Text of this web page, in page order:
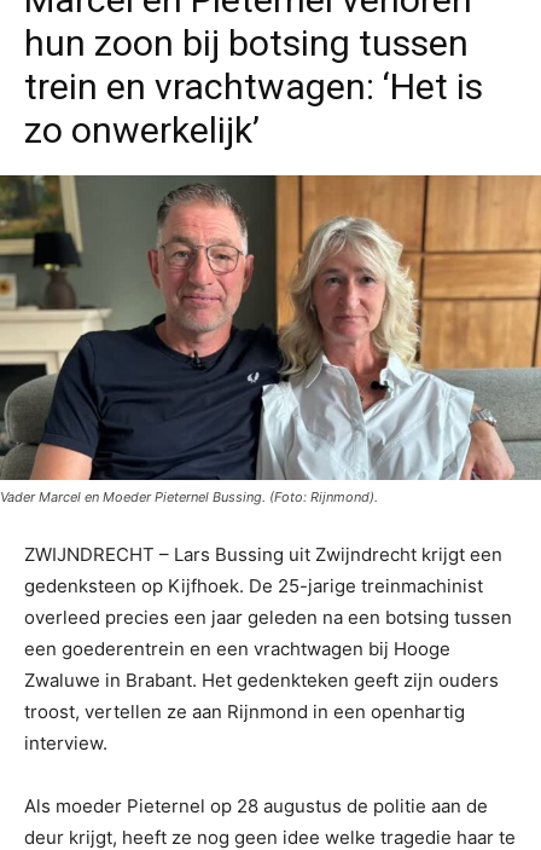
hun zoon bij botsing tussen
trein en vrachtwagen: ‘Het is
zo onwerkelijk’
Vader Marcel en Moeder Pieternel Bussing. (Foto: Rijnmond).
ZWIJNDRECHT – Lars Bussing uit Zwijndrecht krijgt een
gedenksteen op Kijfhoek. De 25-jarige treinmachinist
overleed precies een jaar geleden na een botsing tussen
een goederentrein en een vrachtwagen bij Hooge
Zwaluwe in Brabant. Het gedenkteken geeft zijn ouders
troost, vertellen ze aan Rijnmond in een openhartig
interview.
Als moeder Pieternel op 28 augustus de politie aan de
deur krijgt, heeft ze nog geen idee welke tragedie haar te